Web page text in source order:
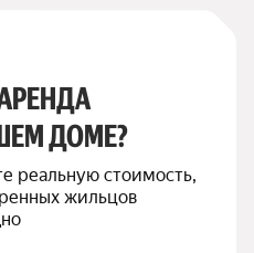
ДОМЕ?
реальную стоимость,
жильцов